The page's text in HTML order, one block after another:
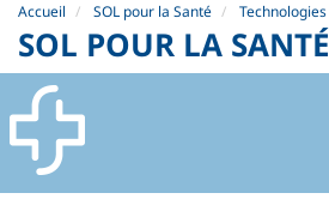
Accueil SOL pour la Santé Technologies
SOL POUR LA SANTÉ